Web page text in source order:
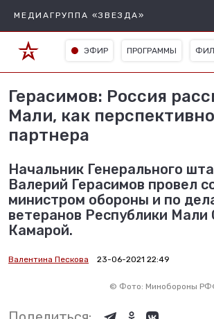
МЕДИАГРУППА «ЗВЕЗДА»
ЭФИР ПРОГРАММЫ
Герасимов: Россия
Мали, как
партнера
Начальник Генерального
Валерий Герасимов провел
министром обороны и по
ветеранов Республики Мали
Камарой.
Валентина Пескова 23-06-2021 22:49
© Фото: Минобороны РФ